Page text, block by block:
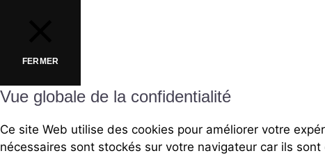
FERMER
Vue globale de la confidentialité
Ce site Web utilise des cookies pour améliorer votre
nécessaires sont stockés sur votre navigateur car ils